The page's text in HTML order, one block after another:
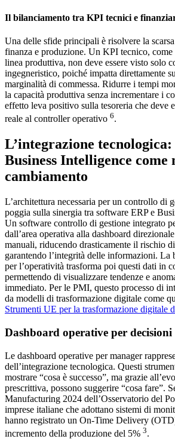
Il bilanciamento tra KPI tecnici e
Una delle sfide principali è risolvere la
finanza e produzione. Un KPI tecnico,
linea produttiva, non deve essere visto solo
ingegneristico, poiché impatta direttamente
marginalità di commessa. Ridurre i tempi
la capacità produttiva senza incrementare i
effetto leva positivo sulla tesoreria che deve
reale al controller operativo 6.
L’integrazione tecnologica:
Business Intelligence
cambiamento
L’architettura necessaria per un controllo di
poggia sulla sinergia tra software ERP e
Un software controllo di gestione integrato
dall’area operativa alla dashboard
manuali, riducendo drasticamente il rischio
garantendo l’integrità delle informazioni. La
per l’operatività trasforma poi questi dati in
permettendo di visualizzare tendenze e
immediato. Per le PMI, questo processo di
da modelli di trasformazione digitale come
Strumenti UE per la trasformazione digitale
Dashboard operative per decisioni
Le dashboard operative per manager
dell’integrazione tecnologica. Questi
mostrare “cosa è successo”, ma grazie
prescrittiva, possono suggerire “cosa fare”.
Manufacturing 2024 dell’Osservatorio del
imprese italiane che adottano sistemi di
hanno registrato un On-Time Delivery
incremento della produzione del 5% 3.